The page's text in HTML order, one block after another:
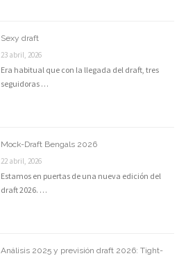
Sexy draft
23 abril, 2026
Era habitual que con la llegada del draft, tres
seguidoras …
Mock-Draft Bengals 2026
22 abril, 2026
Estamos en puertas de una nueva edición del
draft 2026. …
Análisis 2025 y previsión draft 2026: Tight-